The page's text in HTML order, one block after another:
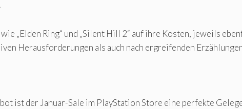
„Elden Ring“ und „Silent Hill 2“ auf ihre Kosten, jeweils
Herausforderungen als auch nach ergreifenden
ist der Januar-Sale im PlayStation Store eine perfekte